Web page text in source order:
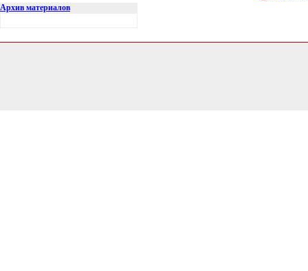
Архив материалов